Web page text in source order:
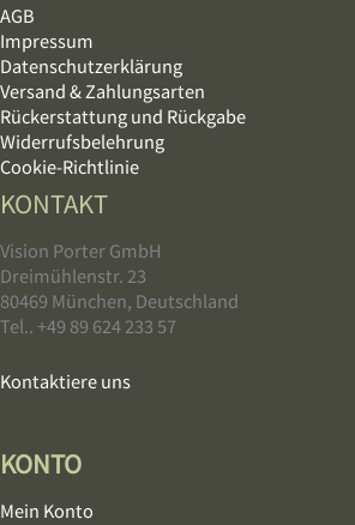
AGB
Impressum
Datenschutzerklärung
Versand & Zahlungsarten
Rückerstattung und Rückgabe
Widerrufsbelehrung
Cookie-Richtlinie
KONTAKT
Vision Porter GmbH
Dreimühlenstr. 23
80469 München, Deutschland
Tel.. +49 89 624 233 57
Kontaktiere uns
KONTO
Mein Konto